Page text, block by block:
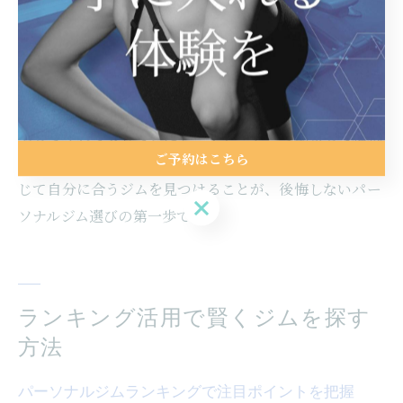
導が自分に合っているサインです。逆に、施設が混雑し
ていたり、トレーナーとの相性に違和感を覚えた場合
は、他のジムも検討する余地があります。
実際に体験した人の口コミでは、「初めてでも丁寧に説
明してくれて安心できた」「トレーナーの励ましで継続
の自信がついた」などの声が多く見られます。体験を通
じて自分に合うジムを見つけることが、後悔しないパー
ソナルジム選びの第一歩です。
ランキング活用で賢くジムを探す
方法
パーソナルジムランキングで注目ポイントを把握
ご予約はこちら
ご予約はこちら